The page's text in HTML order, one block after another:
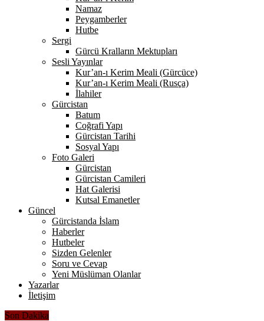
Namaz
Peygamberler
Hutbe
Sergi
Gürcü Kralların Mektupları
Sesli Yayınlar
Kur’an-ı Kerim Meali (Gürcüce)
Kur’an-ı Kerim Meali (Rusça)
İlahiler
Gürcistan
Batum
Coğrafi Yapı
Gürcistan Tarihi
Sosyal Yapı
Foto Galeri
Gürcistan
Gürcistan Camileri
Hat Galerisi
Kutsal Emanetler
Güncel
Gürcistanda İslam
Haberler
Hutbeler
Sizden Gelenler
Soru ve Cevap
Yeni Müslüman Olanlar
Yazarlar
İletişim
Son Dakika